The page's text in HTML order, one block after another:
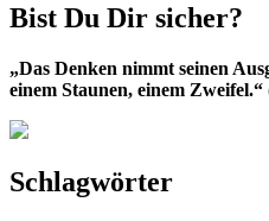
Bist Du Dir sicher?
„Das Denken nimmt seinen
einem Staunen, einem Zweifel.“
Schlagwörter